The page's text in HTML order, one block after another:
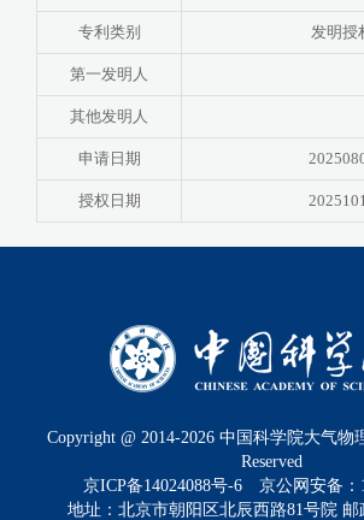
专利类别 发明授
第一发明人
其他发明人
申请日期
授权日期
Copyright @ 2014-2026 中国科学院大气物
Reserved
京ICP备14024088号-6
京公网安备：
地址：北京市朝阳区北辰西路81号院 邮